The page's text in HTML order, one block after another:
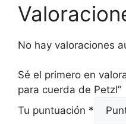
No hay valoraciones
Sé el primero en
para cuerda de Petzl”
Tu puntuación *